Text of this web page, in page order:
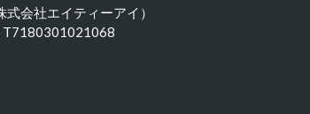
会社エイティーアイ）
T7180301021068